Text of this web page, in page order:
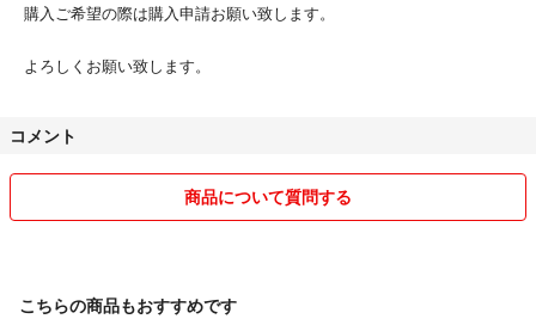
購入ご希望の際は購入申請お願い致します。
よろしくお願い致します。
コメント
商品について質問する
こちらの商品もおすすめです